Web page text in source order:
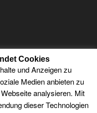
Cookies
und Anzeigen zu
Medien anbieten zu
analysieren. Mit
dieser Technologien